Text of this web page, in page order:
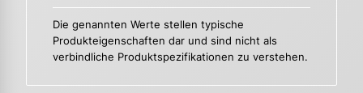
Die genannten Werte stellen typische
Produkteigenschaften dar und sind nicht als
verbindliche Produktspezifikationen zu verstehen.